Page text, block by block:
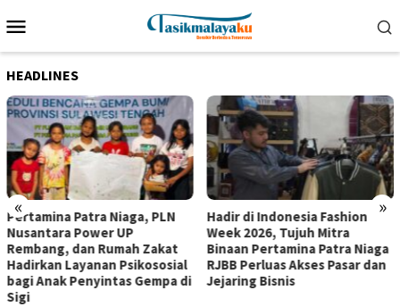
ke
Mobile
HEADLINES
« »
Pertamina Patra Niaga, PLN
Nusantara Power UP
Rembang, dan Rumah Zakat
Hadirkan Layanan Psikososial
bagi Anak Penyintas Gempa di
Sigi
Hadir di Indonesia Fashion
Week 2026, Tujuh Mitra
Binaan Pertamina Patra Niaga
RJBB Perluas Akses Pasar dan
Jejaring Bisnis